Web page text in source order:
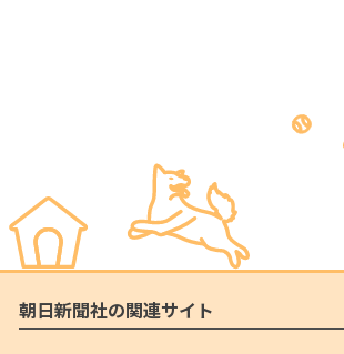
朝日新聞社の関連サイト